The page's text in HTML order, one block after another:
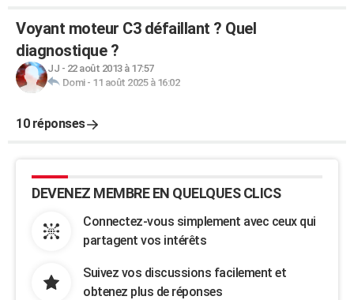
Voyant moteur C3 défaillant ? Quel
diagnostique ?
JJ - 22 août 2013 à 17:57
Domi- 11 août 2025 à 16:02
10 réponses
DEVENEZ MEMBRE EN QUELQUES CLICS
Connectez-vous simplement avec ceux qui
partagent vos intérêts
Suivez vos discussions facilement et
obtenez plus de réponses